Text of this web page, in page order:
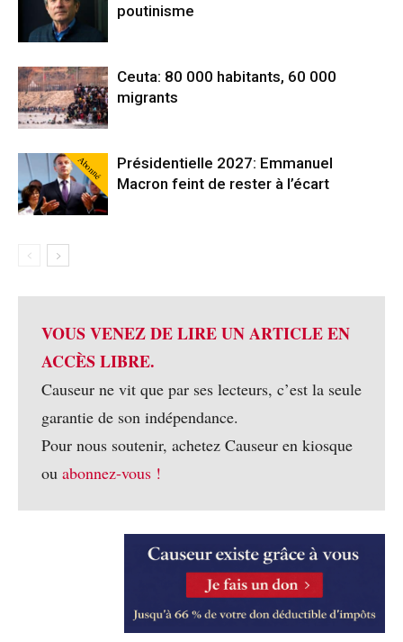
poutinisme
Ceuta: 80 000 habitants, 60 000
migrants
Abonné
Présidentielle 2027: Emmanuel
Macron feint de rester à l’écart
VOUS VENEZ DE LIRE UN ARTICLE EN
ACCÈS LIBRE.
Causeur ne vit que par ses lecteurs, c’est la seule
garantie de son indépendance.
Pour nous soutenir, achetez Causeur en kiosque
ou abonnez-vous !